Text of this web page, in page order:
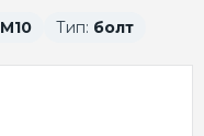
М10 Тип: болт